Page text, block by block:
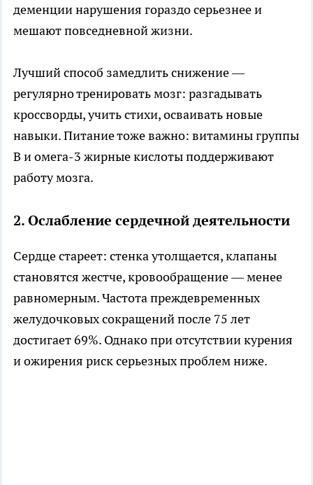
деменции нарушения гораздо серьезнее и
мешают повседневной жизни.
Лучший способ замедлить снижение —
регулярно тренировать мозг: разгадывать
кроссворды, учить стихи, осваивать новые
навыки. Питание тоже важно: витамины группы
B и омега-3 жирные кислоты поддерживают
работу мозга.
2. Ослабление сердечной деятельности
Сердце стареет: стенка утолщается, клапаны
становятся жестче, кровообращение — менее
равномерным. Частота преждевременных
желудочковых сокращений после 75 лет
достигает 69%. Однако при отсутствии курения
и ожирения риск серьезных проблем ниже.